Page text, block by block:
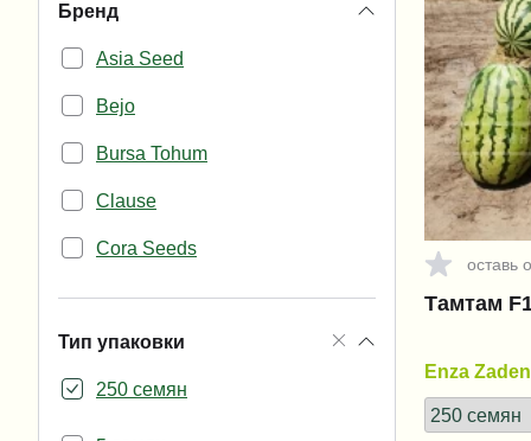
Бренд
Asia Seed
Bejo
Bursa Tohum
Clause
Cora Seeds
Enza Zaden
Ergon seeds
GRIFFATON
Тип упаковки
250 семян
оставь
Тамтам
Enza Zaden